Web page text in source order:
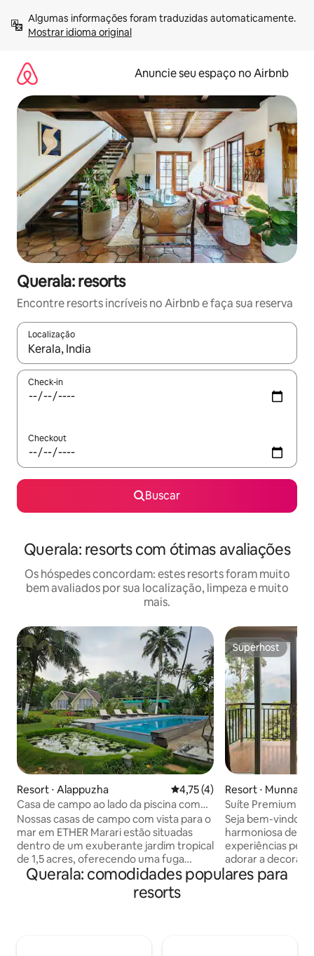
para
Mostrar idioma original
Anuncie seu espaço no Airbnb
Querala: resorts
Encontre resorts incríveis no Airbnb e faça sua reserva
Localização
Quando os resultados estiverem disponíveis, explore-os
Check-in
Checkout
Buscar
Querala: resorts com ótimas avaliações
Os hóspedes concordam: estes resorts foram muito
bem avaliados por sua localização, limpeza e muito
mais.
Resort ⋅ Alappuzha 4,75 de uma avaliação média
4,75 (4)
Casa de campo ao lado da piscina com
varanda e vista para o mar
Nossas casas de campo com vista para o
mar em ETHER Marari estão situadas
dentro de um exuberante jardim tropical
de 1,5 acres, oferecendo uma fuga
serena a apenas alguns passos do
oceano. Desfrute de vistas
encantadoras para o mar, decoração
Superhost
Superhost
Resort ⋅ Munnar
Suíte Premium
montanha e
Seja bem-vindo à
harmoniosa de
experiências
adorar a
encantador para
maravilhosa para a
Querala: comodidades populares para
resorts